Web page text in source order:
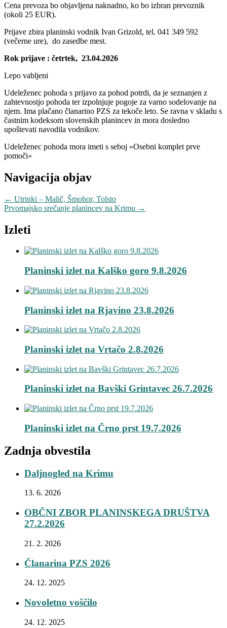
Cena prevoza bo objavljena naknadno, ko bo izbran prevoznik
(okoli 25 EUR).
Prijave zbira planinski vodnik Ivan Grizold, tel. 041 349 592
(večerne ure), do zasedbe mest.
Rok prijave : četrtek, 23.04.2026
Lepo vabljeni
Udeleženec pohoda s prijavo za pohod potrdi, da je seznanjen z
zahtevnostjo pohoda ter izpolnjuje pogoje za varno sodelovanje na
njem. Ima plačano članarino PZS za tekoče leto. Se ravna v skladu s
častnim kodeksom slovenskih planincev in mora dosledno
upoštevati navodila vodnikov.
Udeleženec pohoda mora imeti s seboj »Osebni komplet prve
pomoči«
Navigacija objav
← Utrinki – Malič, Šmohor, Tolsto
Prvomajsko srečanje planincev na Krimu →
Izleti
Planinski izlet na Kalško goro 9.8.2026
Planinski izlet na Rjavino 23.8.2026
Planinski izlet na Vrtačo 2.8.2026
Planinski izlet na Bavški Grintavec 26.7.2026
Planinski izlet na Črno prst 19.7.2026
Zadnja obvestila
Daljnogled na Krimu
13. 6. 2026
OBČNI ZBOR PLANINSKEGA DRUŠTVA
27.2.2026
21. 2. 2026
Članarina PZS 2026
24. 12. 2025
Novoletno voščilo
24. 12. 2025